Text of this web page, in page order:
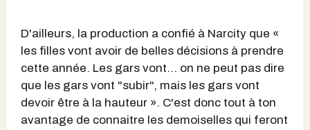
D'ailleurs, la production a confié à Narcity que «
les filles vont avoir de belles décisions à prendre
cette année. Les gars vont... on ne peut pas dire
que les gars vont "subir", mais les gars vont
devoir être à la hauteur ». C'est donc tout à ton
avantage de connaitre les demoiselles qui feront